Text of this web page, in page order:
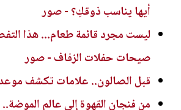
أيها يناسب ذوقكِ؟ - صور
ليست مجرد قائمة طعام... هذا
صيحات حفلات الزفاف - صور
قبل الصالون.. علامات تكشف موعد
من فنجان القهوة إلى عالم